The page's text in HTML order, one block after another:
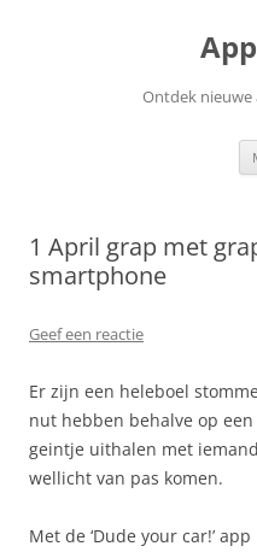
Ontdek nieuwe
1 April grap met
smartphone
Geef een reactie
Er zijn een heleboel
nut hebben behalve op
geintje uithalen met
wellicht van pas komen.
Met de ‘Dude your car!’